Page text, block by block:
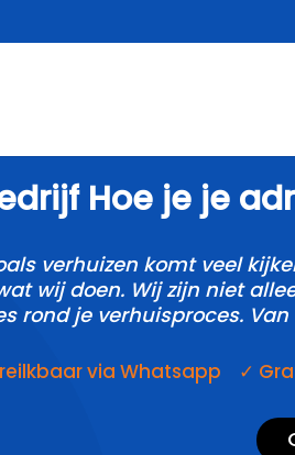
Hoe je je
verhuizen komt veel
wij doen.​ Wij zijn niet
rond je verhuisproces.​
via Whatsapp ✓